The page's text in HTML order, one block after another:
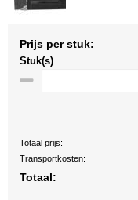
Prijs per stuk:
Stuk(s)
Totaal prijs:
Transportkosten:
Totaal: